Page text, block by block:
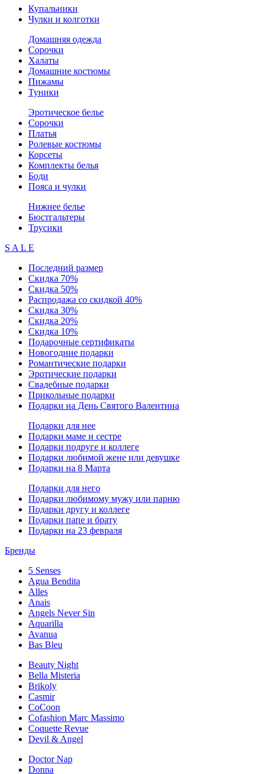
Купальники
Чулки и колготки
Домашняя одежда
Сорочки
Халаты
Домашние костюмы
Пижамы
Туники
Эротическое белье
Сорочки
Платья
Ролевые костюмы
Корсеты
Комплекты белья
Боди
Пояса и чулки
Нижнее белье
Бюстгальтеры
Трусики
S A L E
Последний размер
Скидка 70%
Скидка 50%
Распродажа со скидкой 40%
Скидка 30%
Скидка 20%
Скидка 10%
Подарочные сертификаты
Новогодние подарки
Романтические подарки
Эротические подарки
Свадебные подарки
Прикольные подарки
Подарки на День Святого Валентина
Подарки для нее
Подарки маме и сестре
Подарки подруге и коллеге
Подарки любимой жене или девушке
Подарки на 8 Марта
Подарки для него
Подарки любимому мужу или парню
Подарки другу и коллеге
Подарки папе и брату
Подарки на 23 февраля
Бренды
5 Senses
Agua Bendita
Alles
Anais
Angels Never Sin
Aquarilla
Avanua
Bas Bleu
Beauty Night
Bella Misteria
Brikoly
Casmir
CoCoon
Cofashion Marc Massimo
Coquette Revue
Devil & Angel
Doctor Nap
Donna